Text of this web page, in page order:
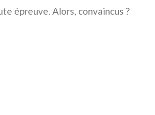
épreuve. Alors, convaincus ?